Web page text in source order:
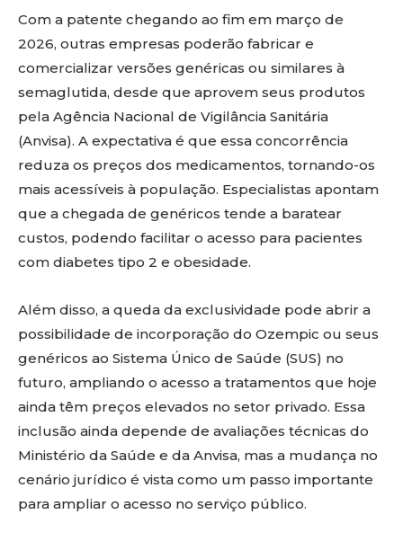
Com a patente chegando ao fim em março de
2026, outras empresas poderão fabricar e
comercializar versões genéricas ou similares à
semaglutida, desde que aprovem seus produtos
pela Agência Nacional de Vigilância Sanitária
(Anvisa). A expectativa é que essa concorrência
reduza os preços dos medicamentos, tornando-os
mais acessíveis à população. Especialistas apontam
que a chegada de genéricos tende a baratear
custos, podendo facilitar o acesso para pacientes
com diabetes tipo 2 e obesidade.
Além disso, a queda da exclusividade pode abrir a
possibilidade de incorporação do Ozempic ou seus
genéricos ao Sistema Único de Saúde (SUS) no
futuro, ampliando o acesso a tratamentos que hoje
ainda têm preços elevados no setor privado. Essa
inclusão ainda depende de avaliações técnicas do
Ministério da Saúde e da Anvisa, mas a mudança no
cenário jurídico é vista como um passo importante
para ampliar o acesso no serviço público.